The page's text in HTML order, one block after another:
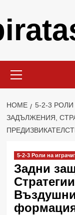
content
Menu
HOME 5-2-3
ЗАДЪЛЖЕНИЯ,
5-2-3 Роли на
Задни